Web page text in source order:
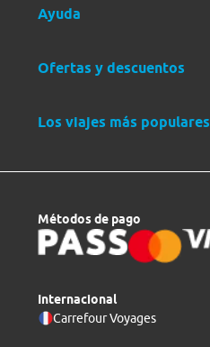
Ayuda
Ofertas y descuentos
Los viajes más populares
Métodos de pago
Internacional
Carrefour Voyages